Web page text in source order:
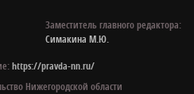
Заместитель главного редактора:
Симакина М.Ю.
https://pravda-nn.ru/
Нижегородской области